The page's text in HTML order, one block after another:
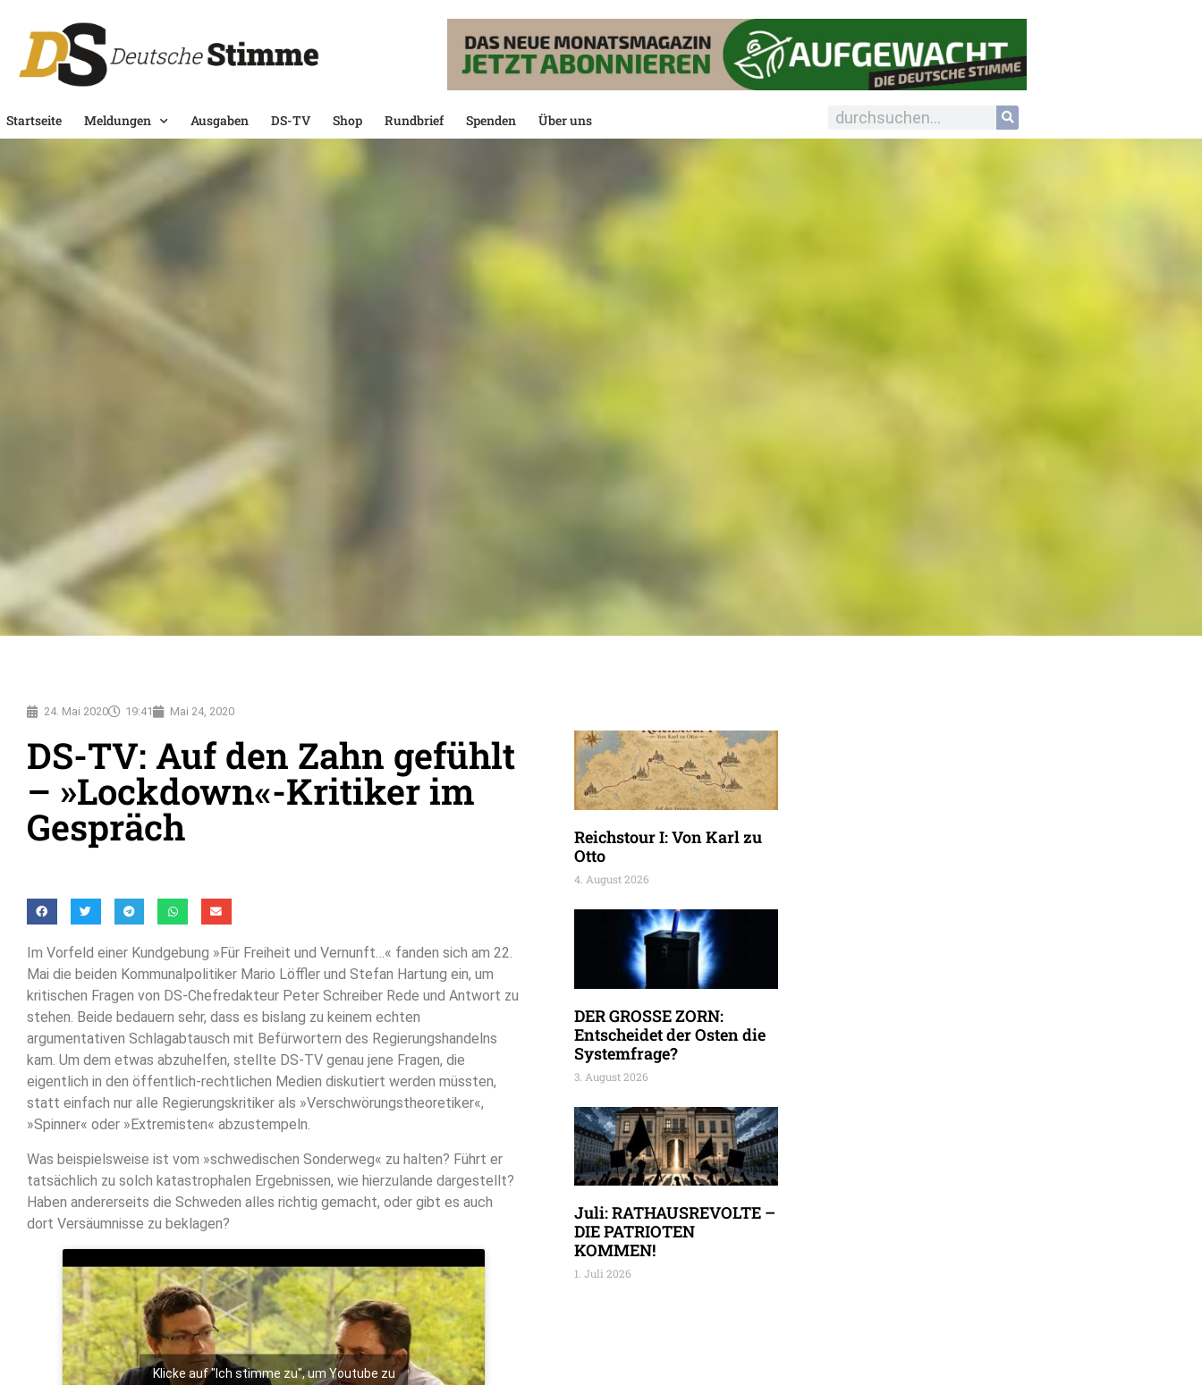
Startseite Meldungen Ausgaben DS-TV Shop Rundbrief Spenden Über uns
24. Mai 2020 19:41 Mai 24, 2020
DS-TV: Auf den Zahn gefühlt
– »Lockdown«-Kritiker im
Gespräch
Im Vorfeld einer Kundgebung »Für Freiheit und Vernunft…« fanden sich am 22.
Mai die beiden Kommunalpolitiker Mario Löffler und Stefan Hartung ein, um
kritischen Fragen von DS-Chefredakteur Peter Schreiber Rede und Antwort zu
stehen. Beide bedauern sehr, dass es bislang zu keinem echten
argumentativen Schlagabtausch mit Befürwortern des Regierungshandelns
kam. Um dem etwas abzuhelfen, stellte DS-TV genau jene Fragen, die
eigentlich in den öffentlich-rechtlichen Medien diskutiert werden müssten,
statt einfach nur alle Regierungskritiker als »Verschwörungstheoretiker«,
»Spinner« oder »Extremisten« abzustempeln.
Was beispielsweise ist vom »schwedischen Sonderweg« zu halten? Führt er
tatsächlich zu solch katastrophalen Ergebnissen, wie hierzulande dargestellt?
Haben andererseits die Schweden alles richtig gemacht, oder gibt es auch
dort Versäumnisse zu beklagen?
Klicke auf "Ich stimme zu", um Youtube zu
Reichstour I: Von Karl zu
Otto
4. August 2026
DER GROSSE ZORN:
Entscheidet der Osten die
Systemfrage?
3. August 2026
Juli: RATHAUSREVOLTE –
DIE PATRIOTEN
KOMMEN!
1. Juli 2026